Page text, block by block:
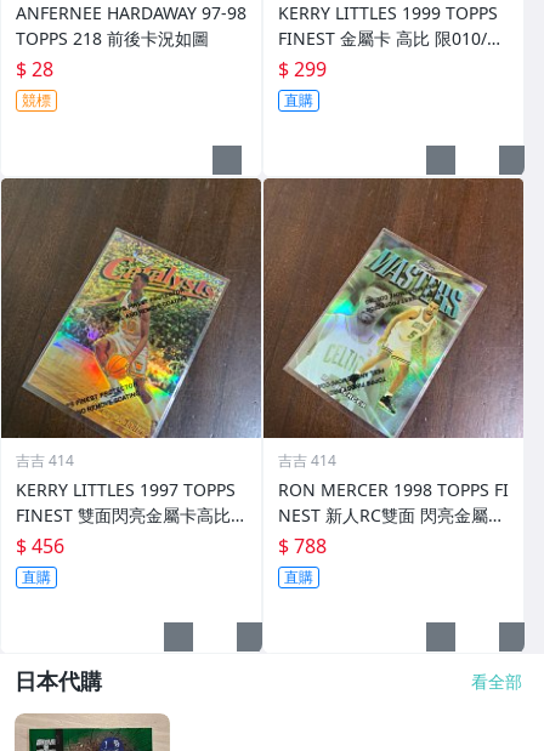
ANFERNEE HARDAWAY 97-98
TOPPS 218 前後卡況如圖
$ 28
競標
KERRY LITTLES 1999 TOPPS
FINEST 金屬卡 高比 限010/75
0 前後如圖
$ 299
直購
吉吉 414
KERRY LITTLES 1997 TOPPS
FINEST 雙面閃亮金屬卡高比 R
EF 限135/289 前後如圖
$ 456
直購
吉吉 414
RON MERCER 1998 TOPPS FI
NEST 新人RC雙面 閃亮金屬卡
REF 限002/1090 前後如圖
$ 788
直購
日本代購 看全部